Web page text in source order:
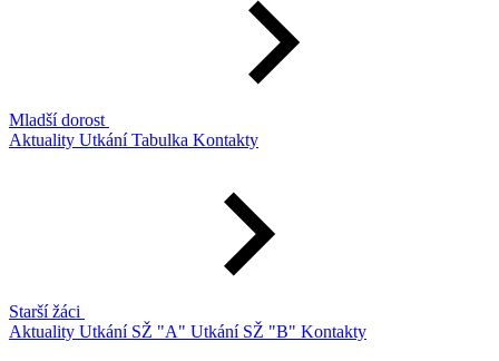
Mladší dorost
Aktuality UtkáníTabulka Kontakty
Starší žáci
Aktuality Utkání SŽ "A" Utkání SŽ "B" Kontakty